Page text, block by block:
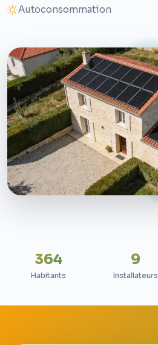
Autoconsommation
364
Habitants
9
Installateurs